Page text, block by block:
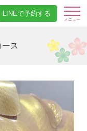
LINEで予約する
ス